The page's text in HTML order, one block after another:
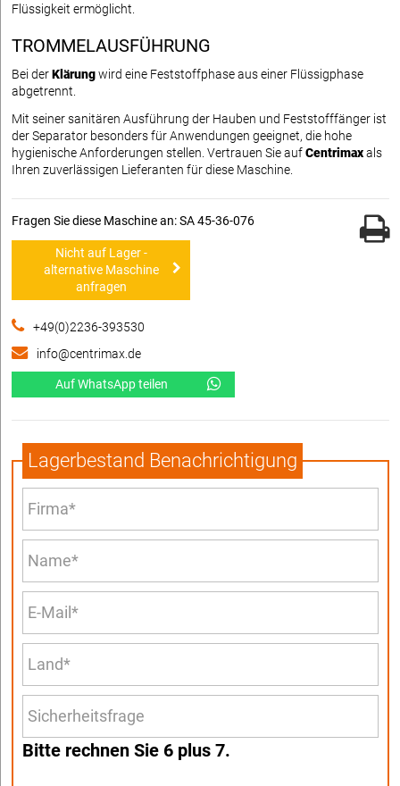
Flüssigkeit ermöglicht.
TROMMELAUSFÜHRUNG
Bei derKlärungwird eine Feststoffphase aus einer Flüssigphase
abgetrennt.
Mit seiner sanitären Ausführung der Hauben und Feststofffänger ist
der Separator besonders für Anwendungen geeignet, die hohe
hygienische Anforderungen stellen. Vertrauen Sie aufCentrimaxals
Ihren zuverlässigen Lieferanten für diese Maschine.
Fragen Sie diese Maschine an: SA 45-36-076
Nicht auf Lager -
alternative Maschine
anfragen
+49(0)2236-393530
info@centrimax.de
Auf WhatsApp teilen
Lagerbestand Benachrichtigung
Bitte rechnen Sie 6 plus 7.